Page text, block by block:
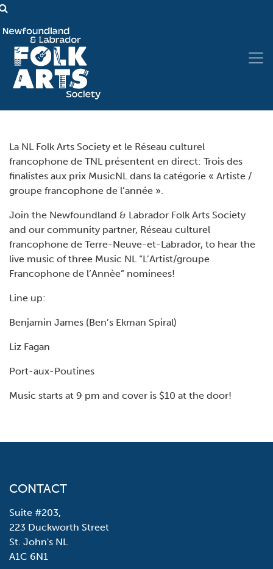
La NL Folk Arts Society et le Réseau culturel
francophone de TNL présentent en direct: Trois des
finalistes aux prix MusicNL dans la catégorie « Artiste /
groupe francophone de l’année ».
Join the Newfoundland & Labrador Folk Arts Society
and our community partner, Réseau culturel
francophone de Terre-Neuve-et-Labrador, to hear the
live music of three Music NL “L’Artist/groupe
Francophone de l’Annèe” nominees!
Line up:
Benjamin James (Ben’s Ekman Spiral)
Liz Fagan
Port-aux-Poutines
Music starts at 9 pm and cover is $10 at the door!
CONTACT
Suite #203,
223 Duckworth Street
St. John's NL
A1C 6N1